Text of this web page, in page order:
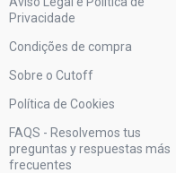
Privacidade
Condições de compra
Sobre o Cutoff
Política de Cookies
FAQS - Resolvemos tus
preguntas y respuestas más
frecuentes